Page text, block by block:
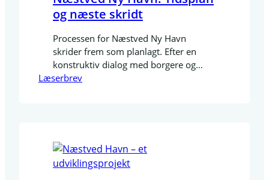
og næste skridt
Processen for Næstved Ny Havn
skrider frem som planlagt. Efter en
konstruktiv dialog med borgere og
foreninger, hvor deres feedback blev
Miljøkonsekvensrapport (MKR).
Miljørapporten er sendt i udbud i
september 2025. Vi forventer at kunne
Læserbrev